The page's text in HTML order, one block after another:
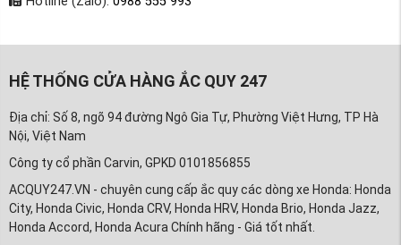
HỆ THỐNG CỬA HÀNG ẮC QUY 247
Địa chỉ: Số 8, ngõ 94 đường Ngô Gia Tự, Phường Việt Hưng, TP Hà
Nội, Việt Nam
Công ty cổ phần Carvin, GPKD 0101856855
ACQUY247.VN - chuyên cung cấp ắc quy các dòng xe Honda: Honda
City, Honda Civic, Honda CRV, Honda HRV, Honda Brio, Honda Jazz,
Honda Accord, Honda Acura Chính hãng - Giá tốt nhất.